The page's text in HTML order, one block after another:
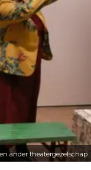
ánder theatergezelschap